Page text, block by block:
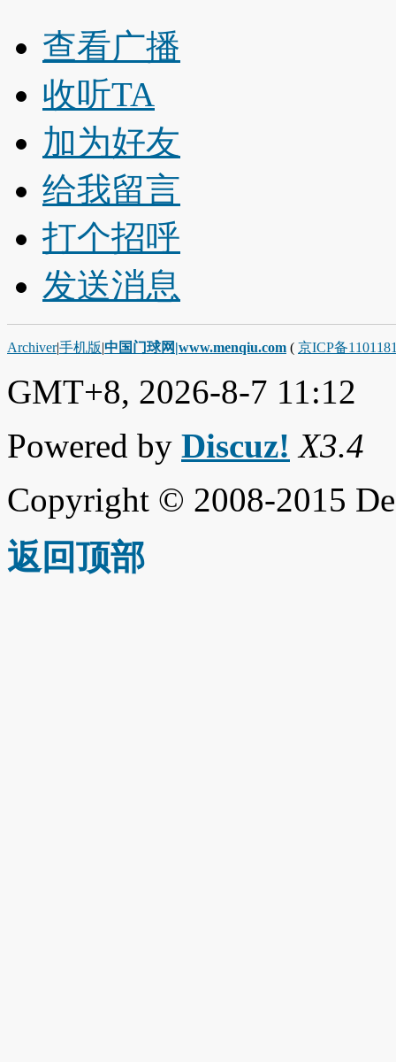
查看广播
收听TA
加为好友
给我留言
打个招呼
发送消息
Archiver|手机版|中国门球网|www.menqiu.com ( 京ICP备
GMT+8, 2026-8-7 11:12
Powered by Discuz! X3.4
Copyright © 2008-2015
返回顶部